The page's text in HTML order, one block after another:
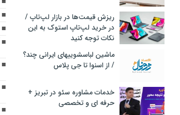
ریزش قیمت‌ها در بازار لپ‌تاپ /
در خرید لپ‌تاپ استوک به این
نکات توجه کنید
ماشین لباسشویی‎های ایرانی چند؟
/ از اسنوا تا جی پلاس
خدمات مشاوره سئو در تبریز +
حرفه ای و تخصصی